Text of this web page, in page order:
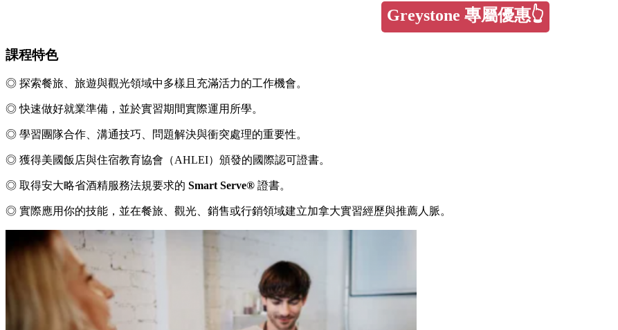
Greystone 專屬優惠👆
課程特色
◎ 探索餐旅、旅遊與觀光領域中多樣且充滿活力的工作機會。
◎ 快速做好就業準備，並於實習期間實際運用所學。
◎ 學習團隊合作、溝通技巧、問題解決與衝突處理的重要性。
◎ 獲得美國飯店與住宿教育協會（AHLEI）頒發的國際認可證書。
◎ 取得安大略省酒精服務法規要求的 Smart Serve® 證書。
◎ 實際應用你的技能，並在餐旅、觀光、銷售或行銷領域建立加拿大實習經歷與推薦人脈。